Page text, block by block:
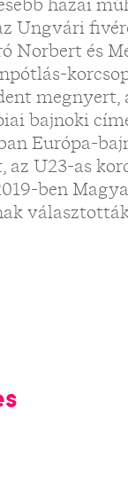
Ungvári
Norbert és
megnyert,
bajnoki
Európa-
U23-as
ben